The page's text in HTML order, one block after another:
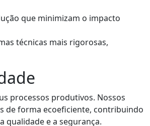
que minimizam o impacto
técnicas mais rigorosas,
processos produtivos. Nossos
de forma ecoeficiente, contribuindo
qualidade e a segurança.